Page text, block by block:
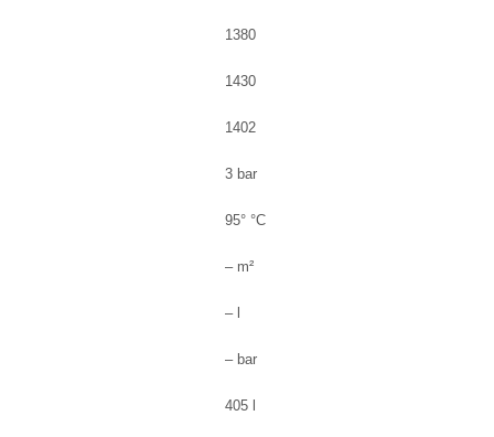
1380
1430
1402
3 bar
95° °C
– m²
– l
– bar
405 l